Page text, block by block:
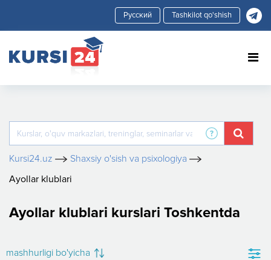
Tashkilot qo'shish
Kursi24.uz
Shaxsiy o'sish va psixologiya
Ayollar klublari
Ayollar klublari kurslari Toshkentda
mashhurligi bo'yicha